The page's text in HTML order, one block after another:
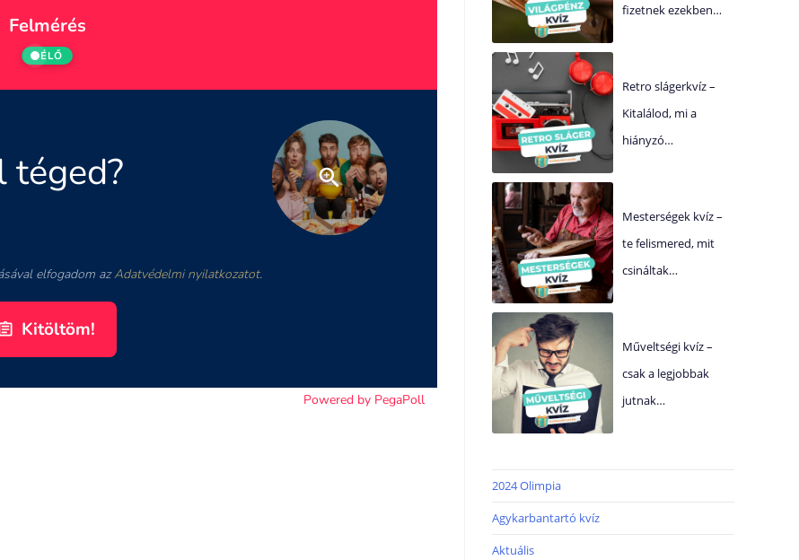
fizetnek ezekben…
Retro slágerkvíz –
Kitalálod, mi a
hiányzó…
Mesterségek kvíz –
te felismered, mit
csináltak…
Műveltségi kvíz –
csak a legjobbak
jutnak…
2024 Olimpia
Agykarbantartó kvíz
Aktuális